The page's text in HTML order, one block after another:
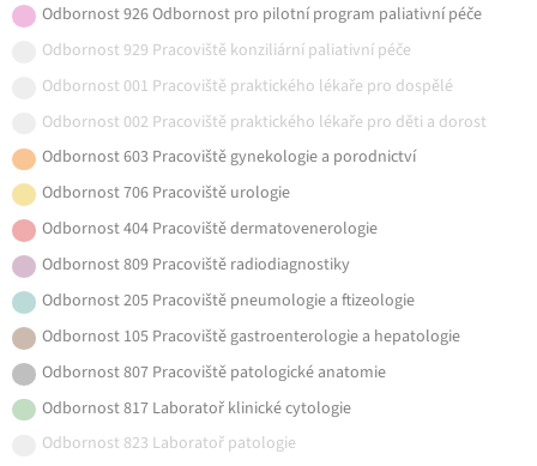
Odbornost 926 Odbornost pro pilotní program paliativní péče
Odbornost 929 Pracoviště konziliární paliativní péče
Odbornost 001 Pracoviště praktického lékaře pro dospělé
Odbornost 002 Pracoviště praktického lékaře pro děti a dorost
Odbornost 603 Pracoviště gynekologie a porodnictví
Odbornost 706 Pracoviště urologie
Odbornost 404 Pracoviště dermatovenerologie
Odbornost 809 Pracoviště radiodiagnostiky
Odbornost 205 Pracoviště pneumologie a ftizeologie
Odbornost 105 Pracoviště gastroenterologie a hepatologie
Odbornost 807 Pracoviště patologické anatomie
Odbornost 817 Laboratoř klinické cytologie
Odbornost 823 Laboratoř patologie